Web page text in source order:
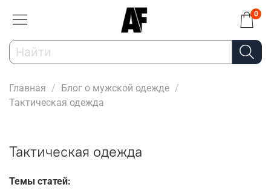
0
Главная
Блог о мужской одежде
Тактическая одежда
Тактическая одежда
Темы статей: